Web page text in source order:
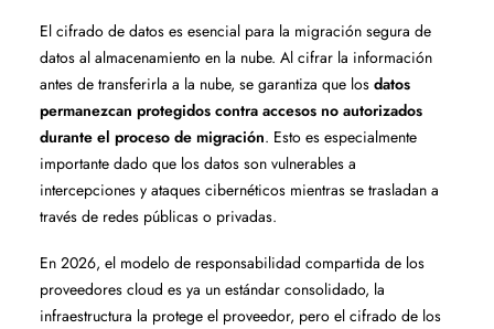
El cifrado de datos es esencial para la migración segura de
datos al almacenamiento en la nube. Al cifrar la información
antes de transferirla a la nube, se garantiza que los datos
permanezcan protegidos contra accesos no autorizados
durante el proceso de migración. Esto es especialmente
importante dado que los datos son vulnerables a
intercepciones y ataques cibernéticos mientras se trasladan a
través de redes públicas o privadas.
En 2026, el modelo de responsabilidad compartida de los
proveedores cloud es ya un estándar consolidado, la
infraestructura la protege el proveedor, pero el cifrado de los